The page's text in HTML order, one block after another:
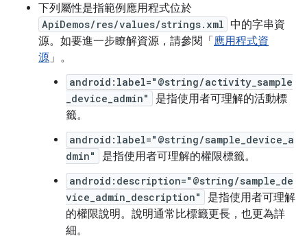
下列屬性是指範例應用程式位於
ApiDemos/res/values/strings.xml 中的字串資
源。如要進一步瞭解資源，請參閱「 應用程式資
源」。
android:label="@string/activity_sample
_device_admin"
是指使用者可理解的活動標
籤。
android:label="@string/sample_device_a
dmin"
是指使用者可理解的權限標籤。
android:description="@string/sample_de
vice_admin_description"
是指使用者可理解
的權限說明。說明通常比標籤更長，也更為詳
細。